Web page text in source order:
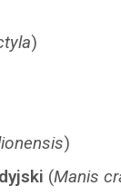
)
)
(Manis